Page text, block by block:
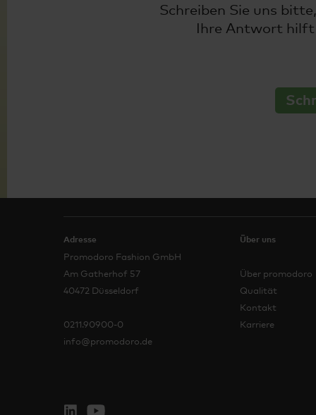
Schreiben Sie uns
Ihre Antwort hilft
Adresse
Promodoro Fashion GmbH
Am Gatherhof 57
40472 Düsseldorf
0211.90900-0
info@promodoro.de
Über uns
Über promodoro
Qualität
Kontakt
Karriere